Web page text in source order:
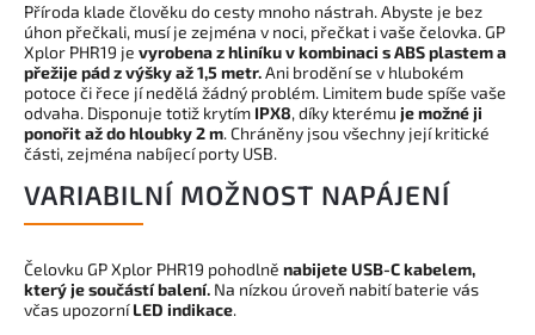
Příroda klade člověku do cesty mnoho nástrah. Abyste je bez
úhon přečkali, musí je zejména v noci, přečkat i vaše čelovka. GP
Xplor PHR19 je vyrobena z hliníku v kombinaci s ABS plastem a
přežije pád z výšky až 1,5 metr.Ani brodění se v hlubokém
potoce či řece jí nedělá žádný problém. Limitem bude spíše vaše
odvaha. Disponuje totiž krytím IPX8, díky kterému je možné ji
ponořit až do hloubky 2 m. Chráněny jsou všechny její kritické
části, zejména nabíjecí porty USB.
VARIABILNÍ MOŽNOST NAPÁJENÍ
Čelovku GP Xplor PHR19 pohodlně nabijete USB-C kabelem,
který je součástí balení. Na nízkou úroveň nabití baterie vás
včas upozorní LED indikace.